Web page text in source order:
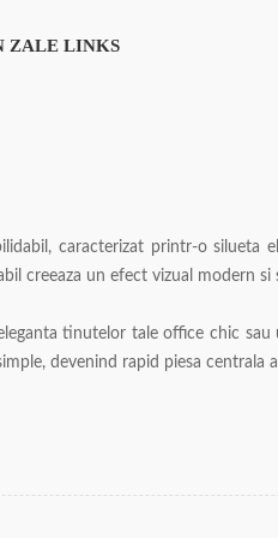
ZALE LINKS
caracterizat printr-o silueta
creeaza un efect vizual modern si
tinutelor tale office chic
devenind rapid piesa centrala